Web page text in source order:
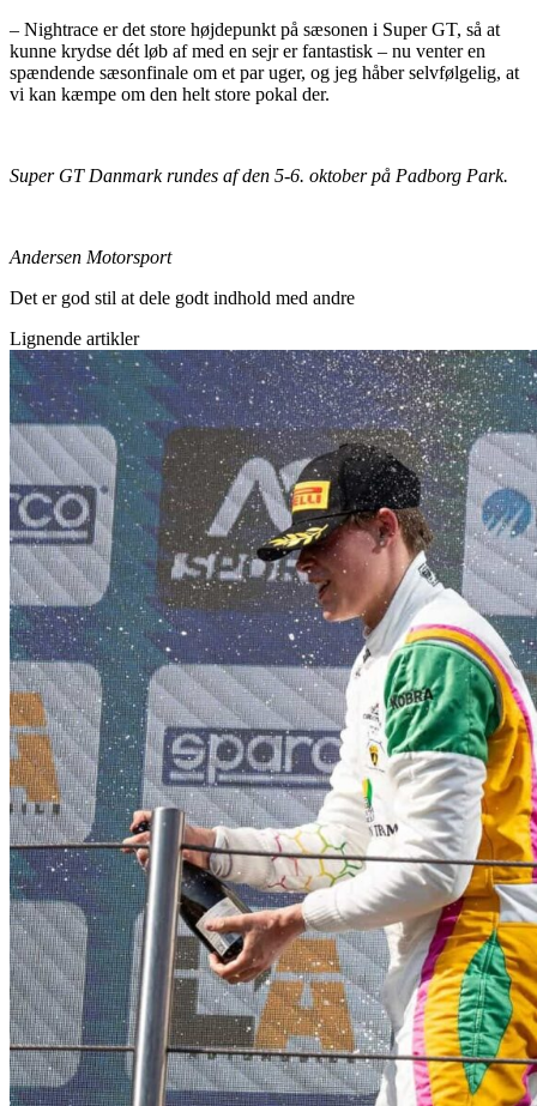
– Nightrace er det store højdepunkt på sæsonen i Super GT, så at
kunne krydse dét løb af med en sejr er fantastisk – nu venter en
spændende sæsonfinale om et par uger, og jeg håber selvfølgelig, at
vi kan kæmpe om den helt store pokal der.
Super GT Danmark rundes af den 5-6. oktober på Padborg Park.
Andersen Motorsport
Det er god stil at dele godt indhold med andre
Lignende artikler